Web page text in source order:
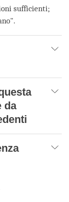
sufficienti;
da